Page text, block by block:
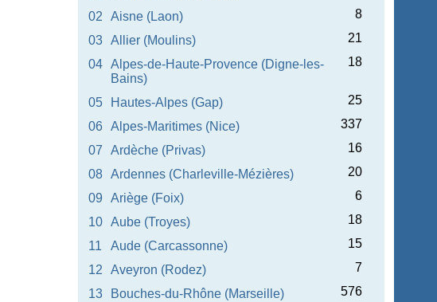
02
Aisne (Laon)
8
03
Allier (Moulins)
21
04
Alpes-de-Haute-Provence (Digne-les-
Bains)
18
05 Hautes-Alpes (Gap)
25
06
Alpes-Maritimes (Nice)
337
07
Ardèche (Privas)
16
08
Ardennes (Charleville-Mézières)
20
09
Ariège (Foix)
6
10
Aube (Troyes)
18
11
Aude (Carcassonne)
15
12
Aveyron (Rodez)
7
13
Bouches-du-Rhône (Marseille)
576